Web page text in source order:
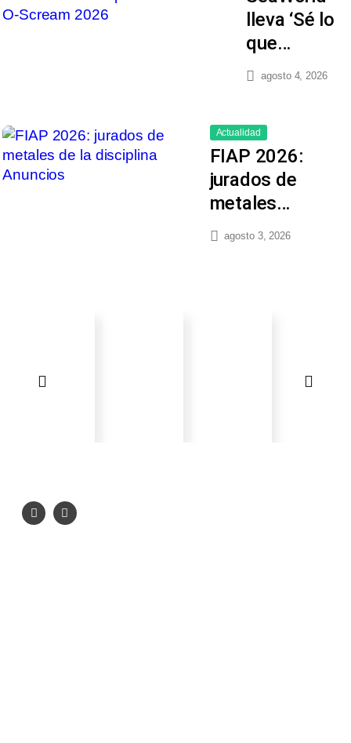
lleva ‘Sé lo
que…
agosto 4, 2026
Actualidad
FIAP 2026:
jurados de
metales…
agosto 3, 2026